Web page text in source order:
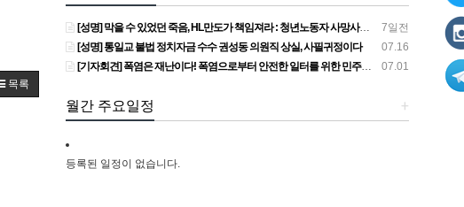
목록
7일전
[성명] 막을 수 있었던 죽음, HL만도가 책임져라 : 청년노동자 사망사고의 철저한 진상규명과 재발방지 대책 마련하라
07.16
[성명] 통일교 불법 정치자금 수수 권성동 의원직 상실, 사필귀정이다
07.01
[기자회견] 폭염은 재난이다! 폭염으로부터 안전한 일터를 위한 민주노총 강원지역본부 폭염감시단 선포 기자회견
+
월간 주요일정
등록된 일정이 없습니다.